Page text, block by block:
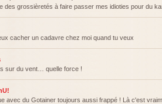
des grossièretés à faire passer mes idioties pour du
cacher un cadavre chez moi quand tu veux
sur du vent… quelle force !
avec du Gotainer toujours aussi frappé ! Là c'est